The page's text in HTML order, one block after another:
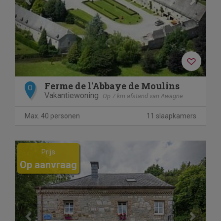
O Ferme de l'Abbaye de Moulins
Vakantiewoning Op 7 km afstand van Awagne
Max. 40 personen 11 slaapkamers
Previous
Prijs
Op aanvraag